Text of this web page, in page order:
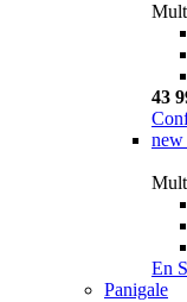
43
new
En
Panigale